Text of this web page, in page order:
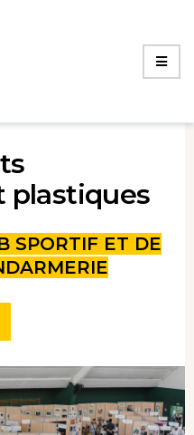
plastiques
SPORTIF ET DE